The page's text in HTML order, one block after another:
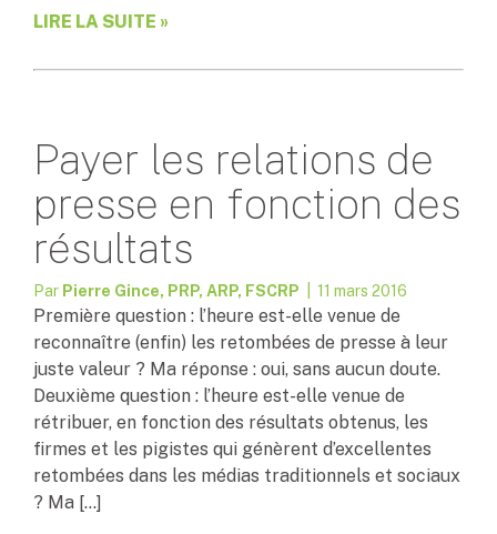
LIRE LA SUITE »
Payer les relations de
presse en fonction des
résultats
Par Pierre Gince, PRP, ARP, FSCRP | 11 mars 2016
Première question : l’heure est-elle venue de
reconnaître (enfin) les retombées de presse à leur
juste valeur ? Ma réponse : oui, sans aucun doute.
Deuxième question : l’heure est-elle venue de
rétribuer, en fonction des résultats obtenus, les
firmes et les pigistes qui génèrent d’excellentes
retombées dans les médias traditionnels et sociaux
? Ma […]